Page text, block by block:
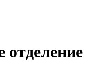
отделение